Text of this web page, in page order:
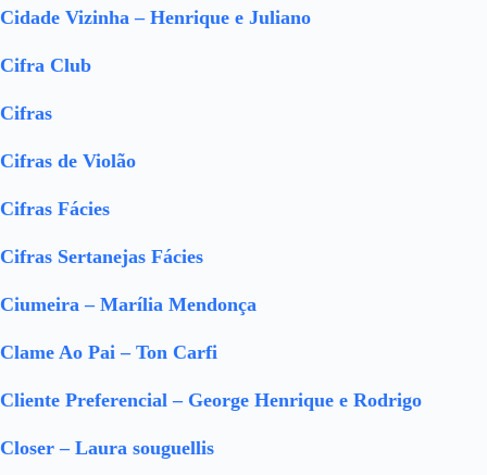
Cidade Vizinha – Henrique e Juliano
Cifra Club
Cifras
Cifras de Violão
Cifras Fácies
Cifras Sertanejas Fácies
Ciumeira – Marília Mendonça
Clame Ao Pai – Ton Carfi
Cliente Preferencial – George Henrique e Rodrigo
Closer – Laura souguellis